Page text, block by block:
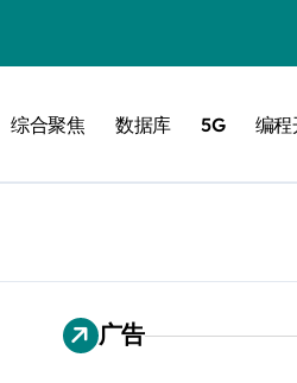
综合聚焦 数据库 5G 编程
广告